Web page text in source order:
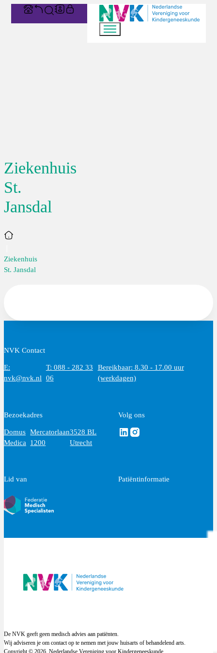
Ziekenhuis
St.
Jansdal
Home
Ziekenhuis
St. Jansdal
NVK Contact
E:
nvk@nvk.nl
T: 088 - 282 33
06
Bereikbaar: 8.30 - 17.00 uur
(werkdagen)
Bezoekadres
Domus
Medica
Mercatorlaan
1200
3528 BL
Utrecht
Volg ons
Volg ons via Linkedin
Volg ons via Instagram
Lid van Patiëntinformatie
De NVK geeft geen medisch advies aan patiënten.
Wij adviseren je om contact op te nemen met jouw huisarts of behandelend arts.
Copyright © 2026, Nederlandse Vereniging voor Kindergeneeskunde